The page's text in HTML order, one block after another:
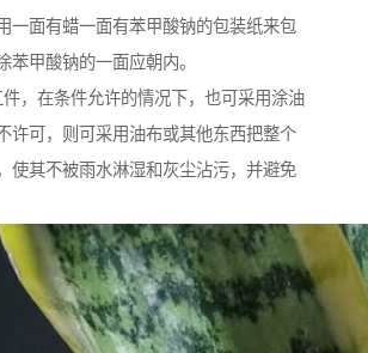
一面有蜡一面有苯甲酸钠的包装纸来包
苯甲酸钠的一面应朝内。
，在条件允许的情况下，也可采用涂油
许可，则可采用油布或其他东西把整个
使其不被雨水淋湿和灰尘沾污，并避免